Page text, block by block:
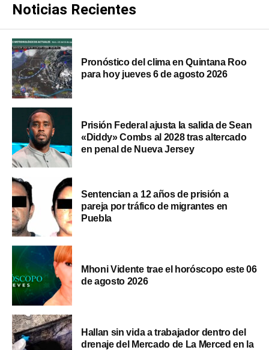
Noticias Recientes
Pronóstico del clima en Quintana Roo
para hoy jueves 6 de agosto 2026
Prisión Federal ajusta la salida de Sean
«Diddy» Combs al 2028 tras altercado
en penal de Nueva Jersey
Sentencian a 12 años de prisión a
pareja por tráfico de migrantes en
Puebla
Mhoni Vidente trae el horóscopo este 06
de agosto 2026
Hallan sin vida a trabajador dentro del
drenaje del Mercado de La Merced en la